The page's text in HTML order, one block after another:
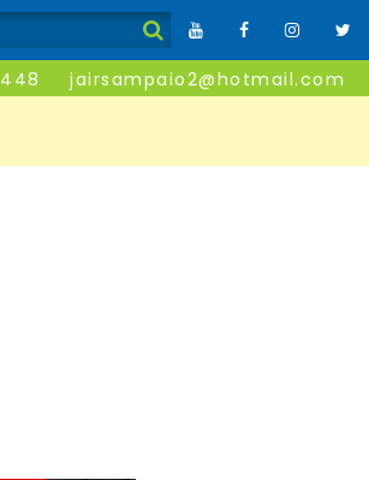
jairsampaio2@hotmail.com